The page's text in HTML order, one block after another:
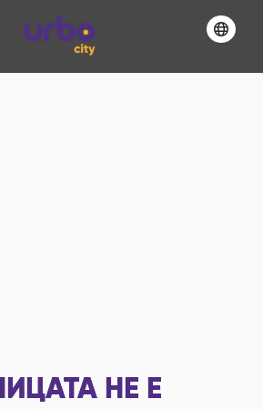
НЕ Е